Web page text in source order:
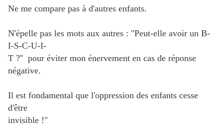
Ne me compare pas à d'autres enfants.
N'épelle pas les mots aux autres : "Peut-elle avoir un B-
I-S-C-U-I-
T ?'' pour éviter mon énervement en cas de réponse
négative.
Il est fondamental que l'oppression des enfants cesse
d'être
invisible !"